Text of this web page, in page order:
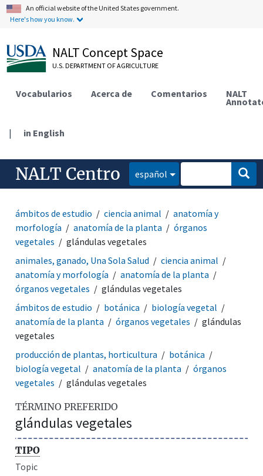
An official website of the United States government.
Here's how you know.
NALT Concept Space
U.S. DEPARTMENT OF AGRICULTURE
Vocabularios Acerca de Comentarios NALT
| in English
NALT Centro español
ámbitos de estudio ciencia animal
anatomía y
morfología
anatomía de la planta
órganos
vegetales
glándulas vegetales
animales, ganado, Una Sola Salud
ciencia animal
anatomía y morfología
anatomía de la planta
órganos vegetales
glándulas vegetales
ámbitos de estudio
botánica
biología vegetal
anatomía de la planta
órganos vegetales
glándulas
vegetales
producción de plantas, horticultura
botánica
biología vegetal
anatomía de la planta
órganos
vegetales
glándulas vegetales
TÉRMINO PREFERIDO
glándulas vegetales
TIPO
Topic